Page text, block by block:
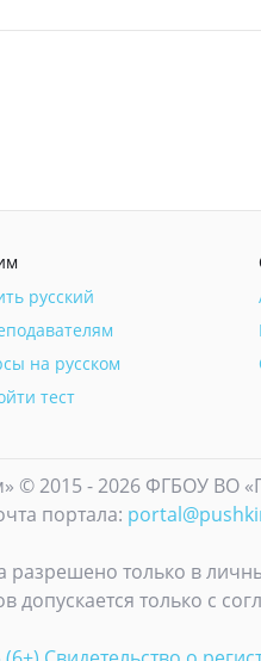
русский
на русском
тест
© 2015 - 2026 ФГБОУ ВО
портала:
разрешено только в
допускается только с